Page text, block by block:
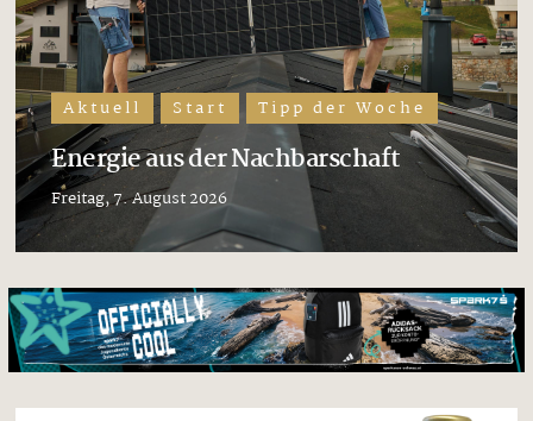
Aktuell Start Tipp der Woche
Energie aus der Nachbarschaft
Freitag, 7. August 2026